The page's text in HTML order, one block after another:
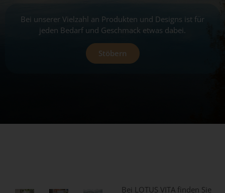
Bei unserer Vielzahl an Produkten und Designs ist für
jeden Bedarf und Geschmack etwas dabei.
Stöbern
Bei LOTUS VITA finden Sie